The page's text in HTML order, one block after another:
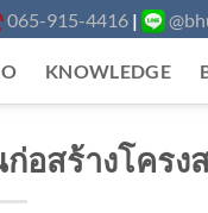
065-915-4416 |
KNOWLEDGE
สร้างโครง